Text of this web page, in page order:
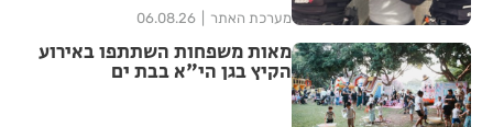
מערכת האתר 06.08.26
מאות משפחות השתתפו באירוע
הקיץ בגן הי"א בבת ים